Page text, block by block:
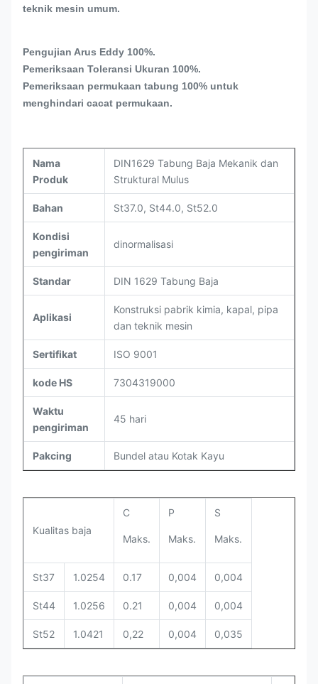
teknik mesin umum.
Pengujian Arus Eddy 100%.
Pemeriksaan Toleransi Ukuran 100%.
Pemeriksaan permukaan tabung 100% untuk
menghindari cacat permukaan.
Nama
Produk
DIN1629 Tabung Baja Mekanik dan
Struktural Mulus
Bahan St37.0, St44.0, St52.0
Kondisi
pengiriman
dinormalisasi
Standar DIN 1629 Tabung Baja
Aplikasi
Konstruksi pabrik kimia, kapal, pipa
dan teknik mesin
Sertifikat ISO 9001
kode HS 7304319000
Waktu
pengiriman
45 hari
Pakcing Bundel atau Kotak Kayu
Kualitas baja
C
Maks.
P
Maks.
S
Maks.
St37 1.0254 0.17 0,004 0,004
St44 1.0256 0.21 0,004 0,004
St52 1.0421 0,22 0,004 0,035